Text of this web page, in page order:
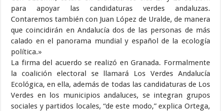
para apoyar las candidaturas verdes andaluzas.
Contaremos también con Juan López de Uralde, de manera
que coincidirán en Andalucía dos de las personas de más
calado en el panorama mundial y español de la ecología
política.»
La firma del acuerdo se realizó en Granada. Formalmente
la coalición electoral se llamará Los Verdes Andalucía
Ecológica, en ella, además de todas las candidaturas de Los
Verdes en los municipios andaluces, se integran grupos
sociales y partidos locales, “de este modo,” explica Ortega,